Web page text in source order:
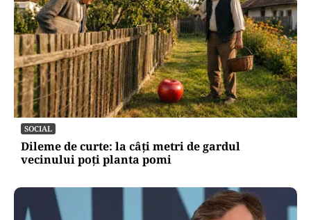
SOCIAL
Dileme de curte: la câți metri de gardul
vecinului poți planta pomi